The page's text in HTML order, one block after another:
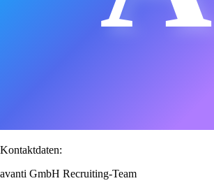
Kontaktdaten:
avanti GmbH Recruiting-Team